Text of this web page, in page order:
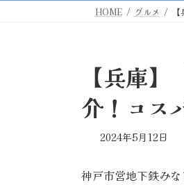
HOME グルメ
【兵庫
介！コス
2024年5月12日
神戸市営地下鉄み